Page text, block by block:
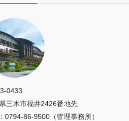
0433
三木市福井2426番地先
0794-86-9500（管理事務所）